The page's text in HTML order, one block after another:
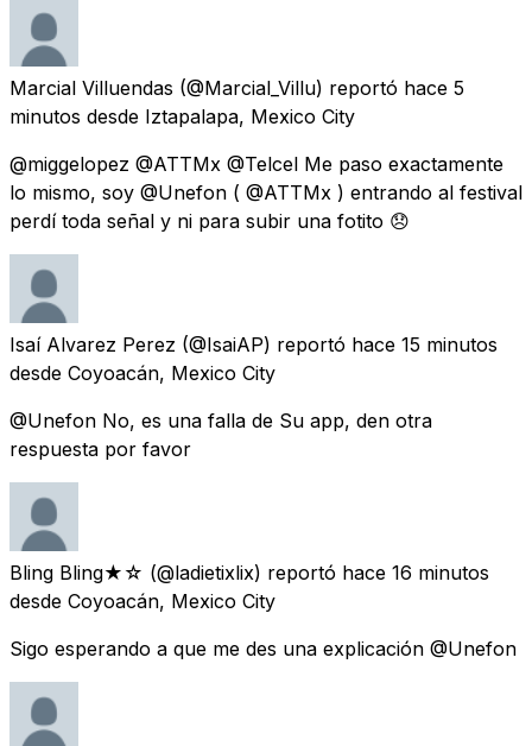
Marcial Villuendas (@Marcial_Villu) reportó hace 5
minutos desde Iztapalapa, Mexico City
@miggelopez @ATTMx @Telcel Me paso exactamente
lo mismo, soy @Unefon ( @ATTMx ) entrando al festival
perdí toda señal y ni para subir una fotito 😞
Isaí Alvarez Perez (@IsaiAP) reportó hace 15 minutos
desde Coyoacán, Mexico City
@Unefon No, es una falla de Su app, den otra
respuesta por favor
Bling Bling★☆ (@ladietixlix) reportó hace 16 minutos
desde Coyoacán, Mexico City
Sigo esperando a que me des una explicación @Unefon